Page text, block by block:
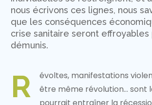
nous écrivons ces lignes, nous
que les conséquences
crise sanitaire seront effroyables
démunis.
R
évoltes, manifestations
être même révolution… sont